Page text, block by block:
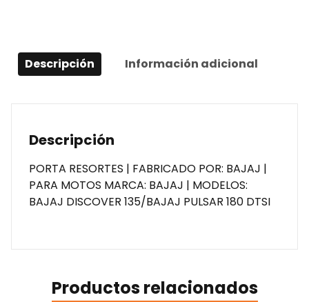
Descripción Información adicional
Descripción
PORTA RESORTES | FABRICADO POR: BAJAJ |
PARA MOTOS MARCA: BAJAJ | MODELOS:
BAJAJ DISCOVER 135/BAJAJ PULSAR 180 DTSI
Productos relacionados